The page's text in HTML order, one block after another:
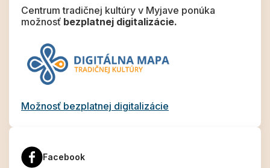
Centrum tradičnej kultúry v Myjave ponúka
možnosť bezplatnej digitalizácie.
Možnosť bezplatnej digitalizácie
Facebook